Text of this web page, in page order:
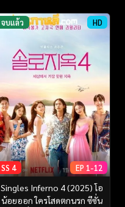
จบแล้ว HD
SS 4 EP 1-12
Singles Inferno 4 (2025) โอ
น้อยออก ใครโสดตกนรก ซีซั่น